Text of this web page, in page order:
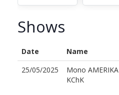
Shows
Date Name
25/05/2025
Mono
KChK